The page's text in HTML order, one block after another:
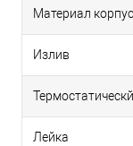
Материал
Излив
Термостатическй
Лейка